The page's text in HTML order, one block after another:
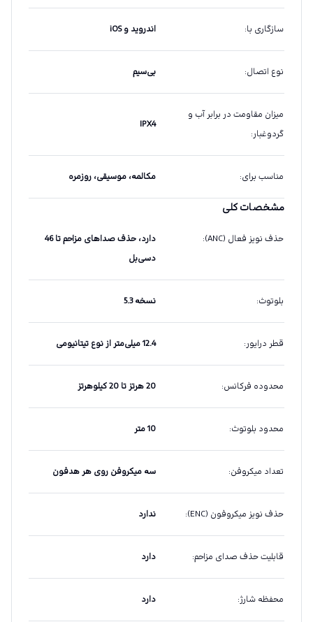
سازگاری با: اندروید و iOS
نوع اتصال: بی‌سیم
میزان مقاومت در برابر آب و
گردوغبار:
IPX4
مناسب برای: مکالمه، موسیقی، روزمره
مشخصات کلی
حذف نویز فعال (ANC) :
دارد، حذف صداهای مزاحم تا 46
دسی‌بل
بلوتوث: نسخه 5.3
قطر درایور: 12.4 میلی‌متر از نوع تیتانیومی
محدوده فرکانس: 20 هرتز تا 20 کیلوهرتز
محدود بلوتوث: 10 متر
تعداد میکروفن: سه میکروفن روی هر هدفون
حذف نویز میکروفون (ENC) : ندارد
قابلیت حذف صدای مزاحم: دارد
محفظه شارژ: دارد